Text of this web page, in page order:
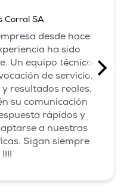
Corral SA
desde hace
ha sido
Un equipo técnico
de servicio,
resultados reales.
su comunicación
rápidos y
a nuestras
Sigan siempre